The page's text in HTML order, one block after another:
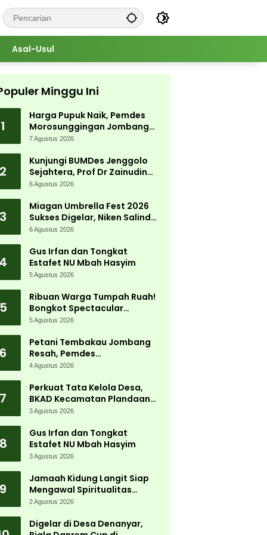
Asal-Usul
Minggu Ini
1
Harga Pupuk Naik, Pemdes
Morosunggingan Jombang
Cari Solusi Lewat Kajian
7 Agustus 2026
2
Kunjungi BUMDes Jenggolo
Sejahtera, Prof Dr Zainudin
Maliki: Kita Wujudkan
Potensi Desa
6 Agustus 2026
3
Miagan Umbrella Fest 2026
Sukses Digelar, Niken Salindry
Jadi Magnet Ribuan
6 Agustus 2026
4
Gus Irfan dan Tongkat
Estafet NU Mbah Hasyim
5 Agustus 2026
5
Ribuan Warga Tumpah Ruah!
Bongkot Spectacular
Carnival 2026 Jadi Pesta
Peterongan
5 Agustus 2026
6
Petani Tembakau Jombang
Resah, Pemdes
Tanjungwadung dan Disperta
4 Agustus 2026
7
Perkuat Tata Kelola Desa,
BKAD Kecamatan Plandaan
Gelar Pelatihan Aparatur
3 Agustus 2026
8
Gus Irfan dan Tongkat
Estafet NU Mbah Hasyim
3 Agustus 2026
9
Jamaah Kidung Langit Siap
Mengawal Spiritualitas
Muktamar NU
2 Agustus 2026
Digelar di Desa Denanyar,